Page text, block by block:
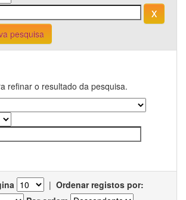
pesquisa
refinar o resultado da pesquisa.
| Ordenar registos por: